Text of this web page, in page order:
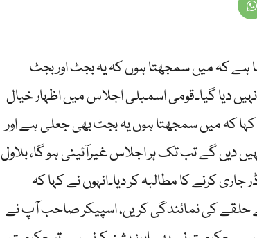
کہا ہے کہ میں سمجھتا ہوں کہ یہ بجٹ اور بجٹ
دیا گیا۔قومی اسمبلی اجلاس میں اظہار خیال
کہا کہ میں سمجھتا ہوں یہ بجٹ بھی جعلی ہے اور
دیں گے تب تک ہر اجلاس غیرآئینی ہو گا، بلاول
کرنے کا مطالبہ کر دیا۔انہوں نے کہا کہ
حلقے کی نمائندگی کریں، اسپیکر صاحب آپ نے